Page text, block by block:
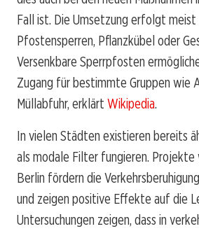
Fall ist. Die Umsetzung erfolgt meist
Pfostensperren, Pflanzkübel oder
Versenkbare Sperrpfosten
Zugang für bestimmte Gruppen wie
Müllabfuhr, erklärt Wikipedia.
In vielen Städten existieren bereits
als modale Filter fungieren. Projekte
Berlin fördern die
und zeigen positive Effekte auf die
Untersuchungen zeigen, dass in